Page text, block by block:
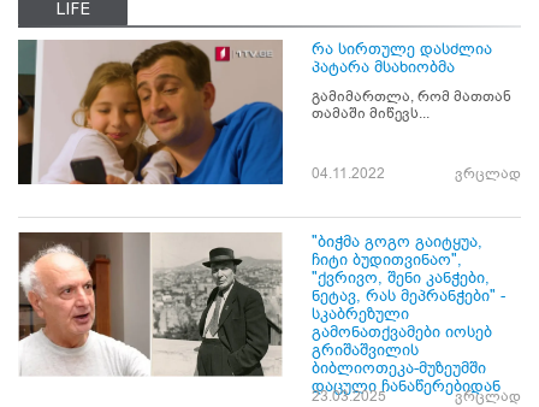
LIFE
რა სირთულე დასძლია
პატარა მსახიობმა
გამიმართლა, რომ მათთან
თამაში მიწევს...
04.11.2022 ვრცლად
"ბიჭმა გოგო გაიტყუა,
ჩიტი ბუდითვინაო",
"ქვრივო, შენი კანჭები,
ნეტავ, რას მეპრანჭები" -
სკაბრეზული
გამონათქვამები იოსებ
გრიშაშვილის
ბიბლიოთეკა-მუზეუმში
დაცული ჩანაწერებიდან
23.03.2025 ვრცლად